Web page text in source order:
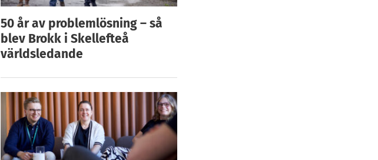
50 år av problemlösning – så
blev Brokk i Skellefteå
världsledande